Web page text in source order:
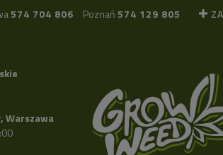
574 704 806 Poznań 574 129 805
Warszawa